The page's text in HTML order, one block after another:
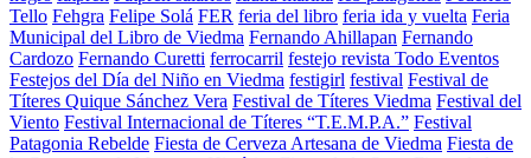
Tello Fehgra Felipe Solá FER feria del libro feria ida y vuelta Feria
Municipal del Libro de Viedma Fernando Ahillapan Fernando
Cardozo Fernando Curetti ferrocarril festejo revista Todo Eventos
Festejos del Día del Niño en Viedma festigirl festival Festival de
Títeres Quique Sánchez Vera Festival de Títeres Viedma Festival del
Viento Festival Internacional de Títeres “T.E.M.P.A.” Festival
Patagonia Rebelde Fiesta de Cerveza Artesana de Viedma Fiesta de